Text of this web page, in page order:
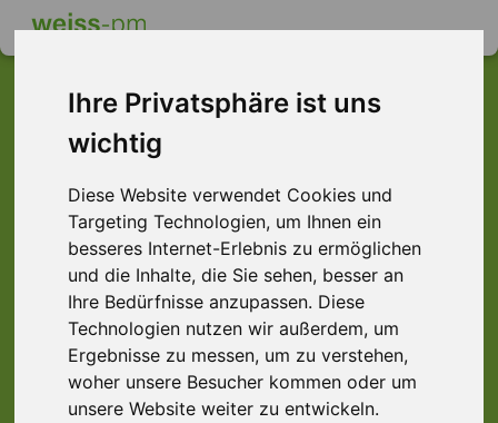
Ihre Privatsphäre ist uns
wichtig
Diese Website verwendet Cookies und
Targeting Technologien, um Ihnen ein
besseres Internet-Erlebnis zu ermöglichen
und die Inhalte, die Sie sehen, besser an
Ihre Bedürfnisse anzupassen. Diese
Technologien nutzen wir außerdem, um
Ergebnisse zu messen, um zu verstehen,
woher unsere Besucher kommen oder um
unsere Website weiter zu entwickeln.
Dieser Job ist leider
nicht mehr verfügbar ...
... aber vielleicht ist hier etwas dabei:
> Alle Jobs anzeigen.